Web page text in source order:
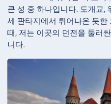
큰 성 중 하나입니다. 도개교,
세 판타지에서 튀어나온 듯한
때, 저는 이곳의 던전을 둘러
니다.